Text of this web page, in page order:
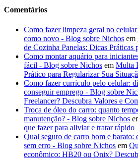
Comentários
Como fazer limpeza geral no
como novo - Blog sobre Nichos em
de Cozinha Panelas: Dicas Práticas
Como montar aquário para
fácil - Blog sobre Nichos em Multa
Prático para Regularizar Sua
Como fazer currículo pelo celular:
conseguir emprego - Blog sobre
Freelancer? Descubra Valores e
Troca de óleo do carro: quanto
manutenção? - Blog sobre Nichos
que fazer para aliviar e tratar rápido
Qual seguro de carro bom e barato:
sem erro - Blog sobre Nichos em
econômico: HB20 ou Onix?